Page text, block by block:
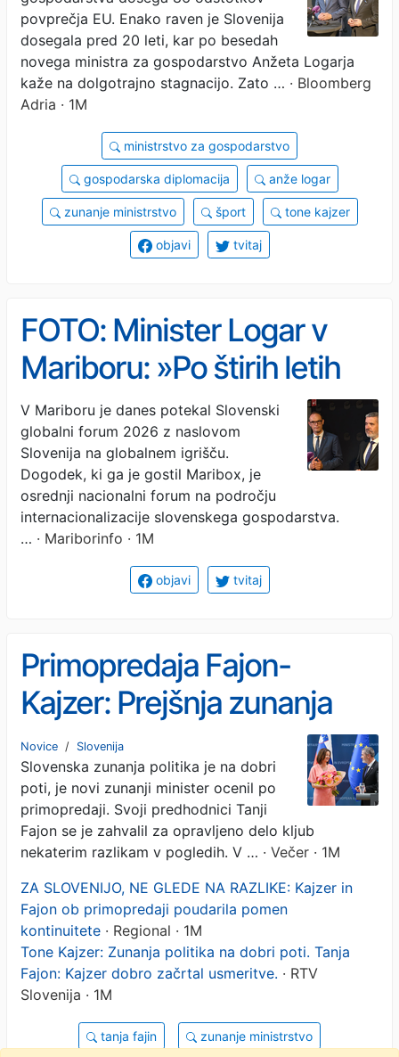
povprečja EU. Enako raven je Slovenija
dosegala pred 20 leti, kar po besedah
novega ministra za gospodarstvo Anžeta Logarja
kaže na dolgotrajno stagnacijo. Zato … · Bloomberg
Adria · 1M
ministrstvo za gospodarstvo
gospodarska diplomacija anže logar
zunanje ministrstvo šport tone kajzer
objavi tvitaj
FOTO: Minister Logar v
Mariboru: »Po štirih letih
bomo med svetovno elito«
V Mariboru je danes potekal Slovenski
globalni forum 2026 z naslovom
Slovenija na globalnem igrišču.
Dogodek, ki ga je gostil Maribox, je
osrednji nacionalni forum na področju
internacionalizacije slovenskega gospodarstva.
… · Mariborinfo · 1M
objavi tvitaj
Primopredaja Fajon-
Kajzer: Prejšnja zunanja
ministrica in novi minister
sta si ponudila roko tudi
naprej za Slovenijo
Novice / Slovenija
Slovenska zunanja politika je na dobri
poti, je novi zunanji minister ocenil po
primopredaji. Svoji predhodnici Tanji
Fajon se je zahvalil za opravljeno delo kljub
nekaterim razlikam v pogledih. V … · Večer · 1M
ZA SLOVENIJO, NE GLEDE NA RAZLIKE: Kajzer in
Fajon ob primopredaji poudarila pomen
kontinuitete · Regional · 1M
Tone Kajzer: Zunanja politika na dobri poti. Tanja
Fajon: Kajzer dobro začrtal usmeritve. · RTV
Slovenija · 1M
tanja fajin zunanje ministrstvo